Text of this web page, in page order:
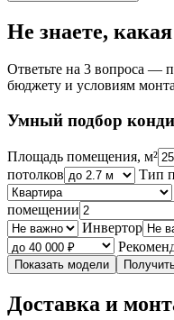
Не знаете,
Ответьте на 3 вопроса —
бюджету и условиям
Умный подбор
Площадь помещения, м²
потолков
Тип
помещении
Инвертор
Показать модели
Доставка и